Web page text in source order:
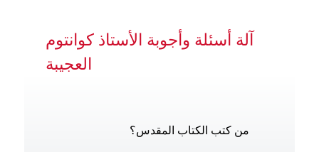
آلة أسئلة وأجوبة الأستاذ كوانتوم
العجيبة
من كتب الكتاب المقدس؟